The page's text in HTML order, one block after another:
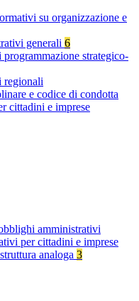
su organizzazione e
generali 6
strategico-
regionali
e codice di condotta
cittadini e imprese
amministrativi
per cittadini e imprese
analoga 3